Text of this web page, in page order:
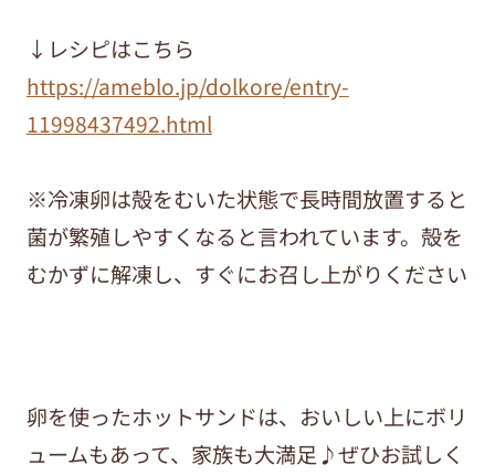
↓レシピはこちら
https://ameblo.jp/dolkore/entry-
11998437492.html
※冷凍卵は殻をむいた状態で長時間放置すると
菌が繁殖しやすくなると言われています。殻を
むかずに解凍し、すぐにお召し上がりください
卵を使ったホットサンドは、おいしい上にボリ
ュームもあって、家族も大満足♪ぜひお試しく